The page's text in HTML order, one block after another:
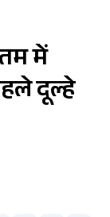
में
दूल्हे